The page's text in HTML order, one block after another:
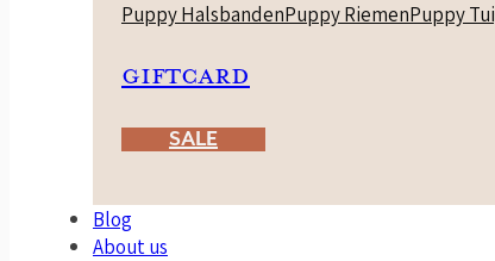
Puppy HalsbandenPuppy RiemenPuppy
GIFTCARD
SALE
Blog
About us